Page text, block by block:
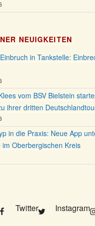
NEUIGKEITEN
in Tankstelle:
vom BSV Bielstein
ihrer dritten
in die Praxis: Neue App
im Oberbergischen Kreis
Twitter Instagram